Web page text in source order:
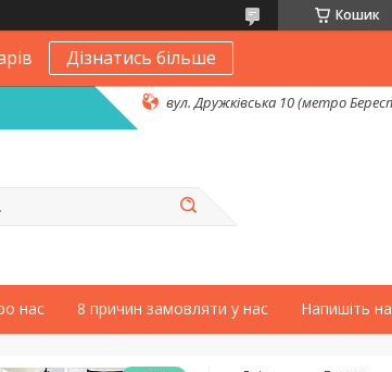
Кошик
Дізнатись більше
вул. Дружківська 10 (метро
нас 8 причин замовляти у нас Напишіть